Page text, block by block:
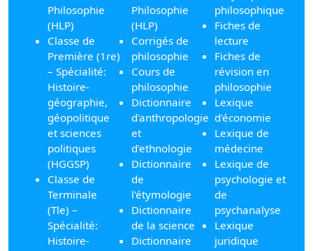
Philosophie
(HLP)
Classe de
Première (1re)
– Spécialité:
Histoire-
géographie,
géopolitique
et sciences
politiques
(HGGSP)
Classe de
Terminale
(Tle) –
Spécialité:
Histoire-
Philosophie
(HLP)
Corrigés de
philosophie
Cours de
philosophie
Dictionnaire
d'anthropologie
et
d'ethnologie
Dictionnaire
de
l'étymologie
Dictionnaire
de la science
Dictionnaire
philosophique
Fiches de
lecture
Fiches de
révision en
philosophie
Lexique
d'économie
Lexique de
médecine
Lexique de
psychologie et
de
psychanalyse
Lexique
juridique